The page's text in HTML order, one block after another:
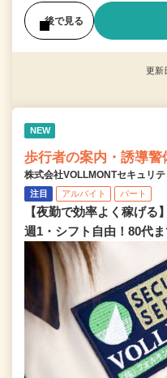
後で見る
更新
NEW
歩行者の案内・誘導警
株式会社VOLLMONTセキュリ
注目 アルバイト パート
【夜勤で効率よく稼げる
週1・シフト自由！80代